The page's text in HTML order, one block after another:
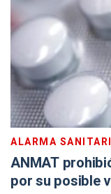
ALARMA
ANMAT
por su posible